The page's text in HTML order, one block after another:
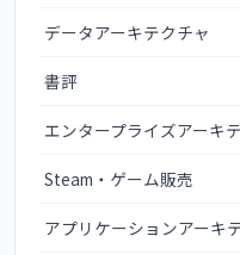
データアーキテクチャ
書評
エンタープライズアーキ
Steam・ゲーム販売
アプリケーションアーキ